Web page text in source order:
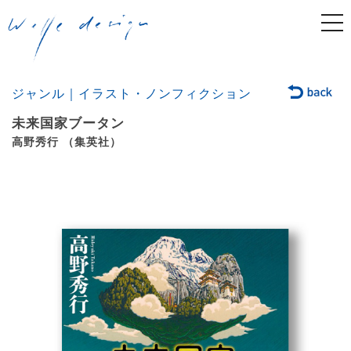
ジャンル｜イラスト・ノンフィクション
未来国家ブータン
高野秀行 （集英社）